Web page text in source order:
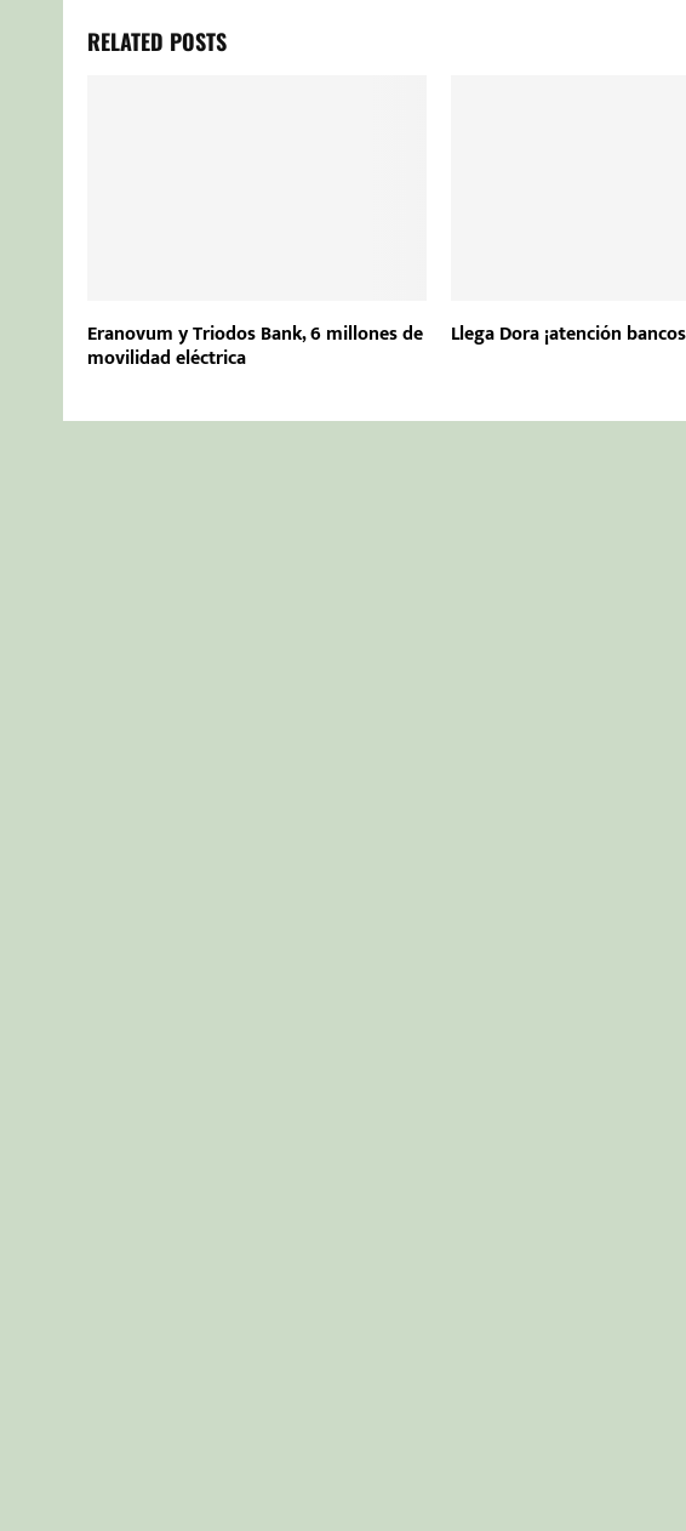
RELATED POSTS
Eranovum y Triodos Bank, 6 millones de
movilidad eléctrica
Llega Dora ¡atención